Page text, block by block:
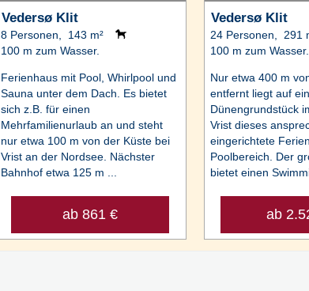
Vedersø Klit
8 Personen, 143 m²
100 m zum Wasser.
Ferienhaus mit Pool, Whirlpool und
Sauna unter dem Dach. Es bietet
sich z.B. für einen
Mehrfamilienurlaub an und steht
nur etwa 100 m von der Küste bei
Vrist an der Nordsee. Nächster
Bahnhof etwa 125 m ...
ab 861 €
Vedersø Klit
24 Personen, 291
100 m zum Wasser.
Nur etwa 400 m
entfernt liegt auf
Dünengrundstück
Vrist dieses
eingerichtete
Poolbereich. Der
bietet einen
ab